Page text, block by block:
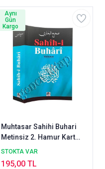
Muhtasar Sahihi Buhari
Metinsiz 2. Hamur Karton
POLEN
STOKTA VAR
195,00 TL
Aynı
Gün
Kargo